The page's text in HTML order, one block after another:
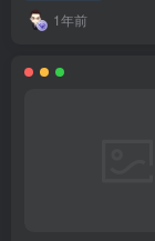
1年前